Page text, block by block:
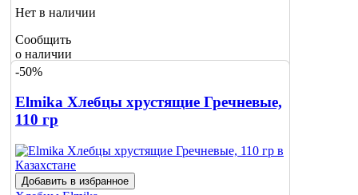
Нет в наличии
Сообщить
о наличии
-50%
Elmika Хлебцы хрустящие Гречневые,
110 гр
Добавить в избранное